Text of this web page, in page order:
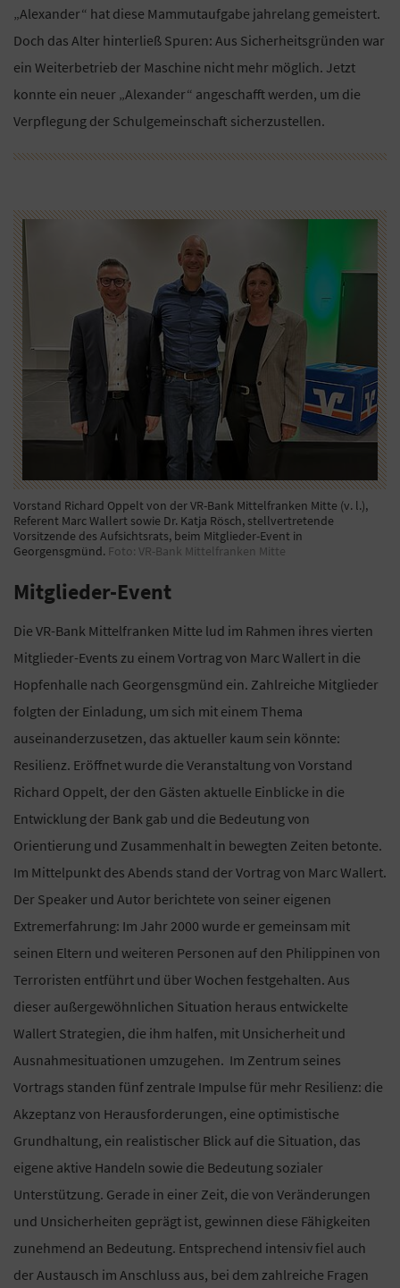
„Alexander“ hat diese Mammutaufgabe jahrelang gemeistert.
Doch das Alter hinterließ Spuren: Aus Sicherheitsgründen war
ein Weiterbetrieb der Maschine nicht mehr möglich. Jetzt
konnte ein neuer „Alexander“ angeschafft werden, um die
Verpflegung der Schulgemeinschaft sicherzustellen.
Vorstand Richard Oppelt von der VR-Bank Mittelfranken Mitte (v. l.),
Referent Marc Wallert sowie Dr. Katja Rösch, stellvertretende
Vorsitzende des Aufsichtsrats, beim Mitglieder-Event in
Georgensgmünd. Foto: VR-Bank Mittelfranken Mitte
Mitglieder-Event
Die VR-Bank Mittelfranken Mitte lud im Rahmen ihres vierten
Mitglieder-Events zu einem Vortrag von Marc Wallert in die
Hopfenhalle nach Georgensgmünd ein. Zahlreiche Mitglieder
folgten der Einladung, um sich mit einem Thema
auseinanderzusetzen, das aktueller kaum sein könnte:
Resilienz. Eröffnet wurde die Veranstaltung von Vorstand
Richard Oppelt, der den Gästen aktuelle Einblicke in die
Entwicklung der Bank gab und die Bedeutung von
Orientierung und Zusammenhalt in bewegten Zeiten betonte.
Im Mittelpunkt des Abends stand der Vortrag von Marc Wallert.
Der Speaker und Autor berichtete von seiner eigenen
Extremerfahrung: Im Jahr 2000 wurde er gemeinsam mit
seinen Eltern und weiteren Personen auf den Philippinen von
Terroristen entführt und über Wochen festgehalten. Aus
dieser außergewöhnlichen Situation heraus entwickelte
Wallert Strategien, die ihm halfen, mit Unsicherheit und
Ausnahmesituationen umzugehen. Im Zentrum seines
Vortrags standen fünf zentrale Impulse für mehr Resilienz: die
Akzeptanz von Herausforderungen, eine optimistische
Grundhaltung, ein realistischer Blick auf die Situation, das
eigene aktive Handeln sowie die Bedeutung sozialer
Unterstützung. Gerade in einer Zeit, die von Veränderungen
und Unsicherheiten geprägt ist, gewinnen diese Fähigkeiten
zunehmend an Bedeutung. Entsprechend intensiv fiel auch
der Austausch im Anschluss aus, bei dem zahlreiche Fragen